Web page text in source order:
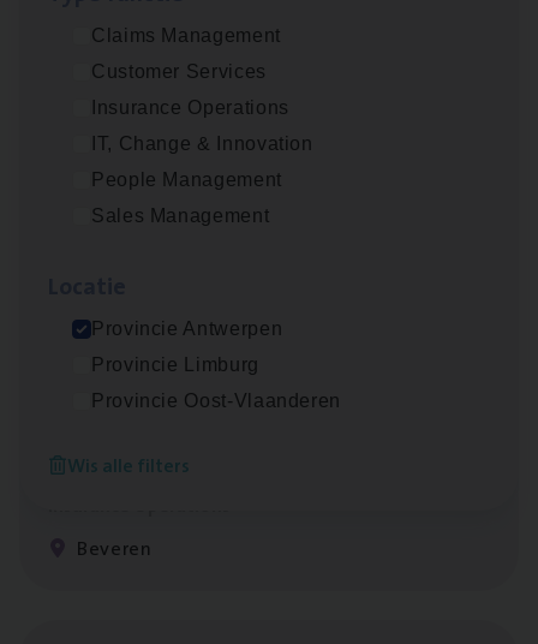
Claims Management
Customer Services
Insurance Operations
IT, Change & Innovation
People Management
Sales Management
Provincie Antwerpen
Provincie Limburg
Provincie Oost-Vlaanderen
Wis alle filters
Dos­sier­be­heer­der ver­ze­ke­rin­gen — Soci­al
Pro­fit en Public
Insurance Operations
Antwerpen
Antwerpen
Benefits
Beveren